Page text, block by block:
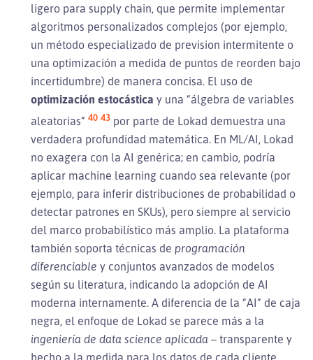
ligero para supply chain, que permite implementar
algoritmos personalizados complejos (por ejemplo,
un método especializado de prevision intermitente o
una optimización a medida de puntos de reorden bajo
incertidumbre) de manera concisa. El uso de
optimización estocástica y una “álgebra de variables
aleatorias” 40 43 por parte de Lokad demuestra una
verdadera profundidad matemática. En ML/AI, Lokad
no exagera con la AI genérica; en cambio, podría
aplicar machine learning cuando sea relevante (por
ejemplo, para inferir distribuciones de probabilidad o
detectar patrones en SKUs), pero siempre al servicio
del marco probabilístico más amplio. La plataforma
también soporta técnicas de programación
diferenciable y conjuntos avanzados de modelos
según su literatura, indicando la adopción de AI
moderna internamente. A diferencia de la “AI” de caja
negra, el enfoque de Lokad se parece más a la
ingeniería de data science aplicada – transparente y
hecho a la medida para los datos de cada cliente